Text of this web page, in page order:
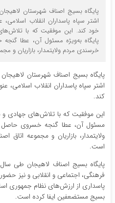
پایگاه بسیج اصناف شهرستان
اشتر سپاه پاسداران انقلاب اسلامی،
خود کند. این موفقیت که با
پایگاه به‌ویژه مسئول آن، عطا
خرسندی مردم ولایتمدار، بازاریان و
پایگاه بسیج اصناف شهرستان
اشتر سپاه پاسداران انقلاب اسلامی،
کند.
این موفقیت که با تلاش‌های جهادی و
مسئول آن، عطا گنجه خسروی حاصل
ولایتمدار، بازاریان و مجموعه اتاق
است.
پایگاه بسیج اصناف لاهیجان طی
فرهنگی، اجتماعی و انقلابی و نیز
پاسداری از ارزش‌های نظام جمهوری
بسیج مستضعفین ایفا کرده است.